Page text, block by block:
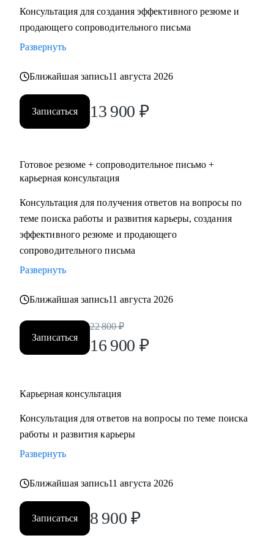
• Два высших образования - Менеджмент и Стратегическое
управление персоналом. Дополнительное образование в
сфере коучинга и карьерного консультирования.
С чем помогу:
• Нет приглашений на интервью - разберем, почему рынок
не видит вашу ценность, и исправим.
• Не знаете, как выгодно представить опыт - соберем
• Перерыв в работе, разнородный бэкграунд (нелинейный
которая закроет вопросы нанимающей стороны.
• Карьерный переход или выход на новый уровень дохода -
выстроим стратегию с конкретными шагами.
• Готовитесь к важному интервью - отработаем ответы и
подсветим сильные стороны.
тренды и ваше позиционирование.
плыть по течению, но не знаете с чего начать ;)
глубокой экспертизы и использования в работе различных
Консультация для создания эффективного резюме и
продающего сопроводительного письма
Развернуть
Ближайшая запись11 августа 2026
Записаться 13 900 ₽
Готовое резюме + сопроводительное письмо +
карьерная консультация
Консультация для получения ответов на вопросы по
теме поиска работы и развития карьеры, создания
эффективного резюме и продающего
сопроводительного письма
Развернуть
Ближайшая запись11 августа 2026
Записаться
22 800 ₽
16 900 ₽
Карьерная консультация
Консультация для ответов на вопросы по теме поиска
работы и развития карьеры
Развернуть
Ближайшая запись11 августа 2026
Записаться 8 900 ₽